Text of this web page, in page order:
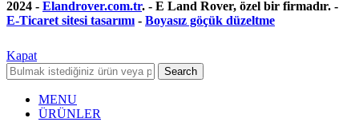
2024 - Elandrover.com.tr. - E Land Rover, özel bir firmadır. -
E-Ticaret sitesi tasarımı- Boyasız göçük düzeltme
Kapat
Search
MENU
ÜRÜNLER